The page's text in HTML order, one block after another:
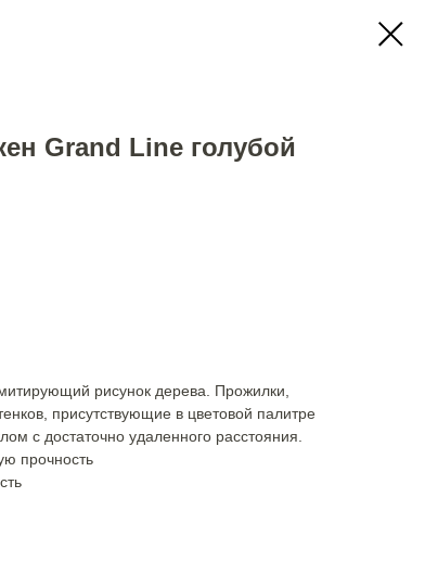
Grand Line голубой
рисунок дерева. Прожилки,
присутствующие в цветовой палитре
с достаточно удаленного расстояния.
прочность